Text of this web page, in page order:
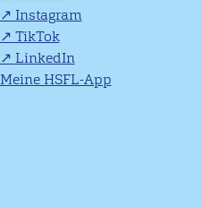
Instagram
TikTok
LinkedIn
Meine HSFL-App